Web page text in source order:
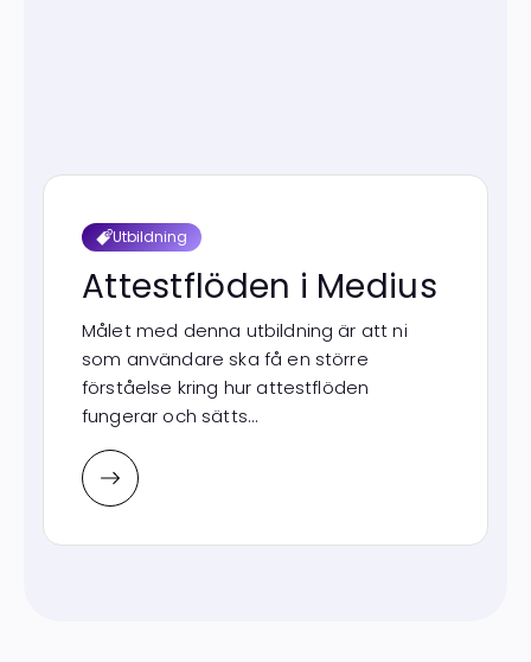
Utbildning
Attestflöden i Medius
Målet med denna utbildning är att ni
som användare ska få en större
förståelse kring hur attestflöden
fungerar och sätts...